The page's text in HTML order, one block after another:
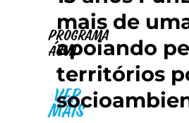
Programa
Água
VER
MAIS
mais de
apoiando
territórios